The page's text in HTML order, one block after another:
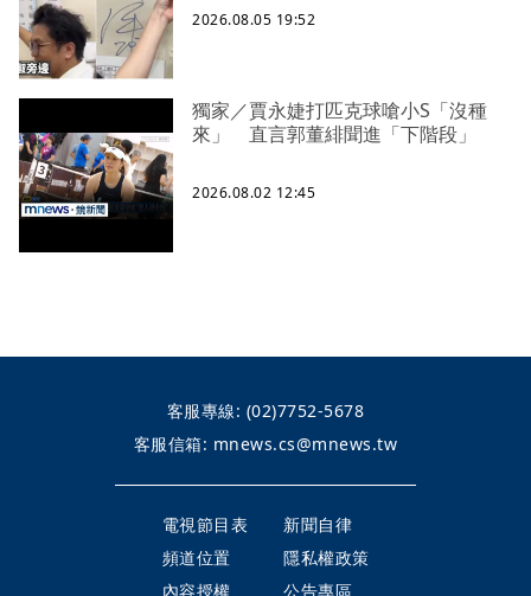
2026.08.05 19:52
獨家／賈永婕打匹克球嗆小S「沒種
來」 直言郭董緋聞進「下階段」
2026.08.02 12:45
客服專線: (02)7752-5678
客服信箱: mnews.cs@mnews.tw
電視節目表
新聞自律
頻道位置
隱私權政策
內容授權
公告專區